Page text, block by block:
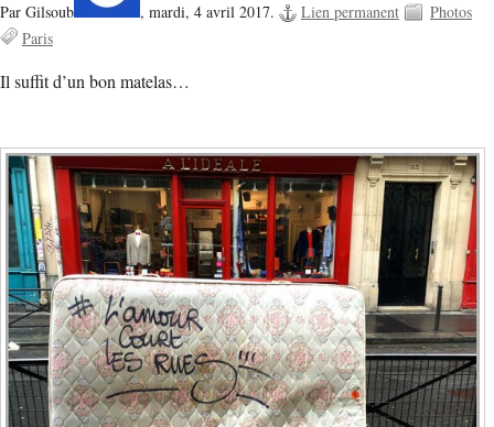
Par Gilsoub , mardi, 4 avril 2017. Lien permanent
Photos
Paris
Il suffit d’un bon matelas…